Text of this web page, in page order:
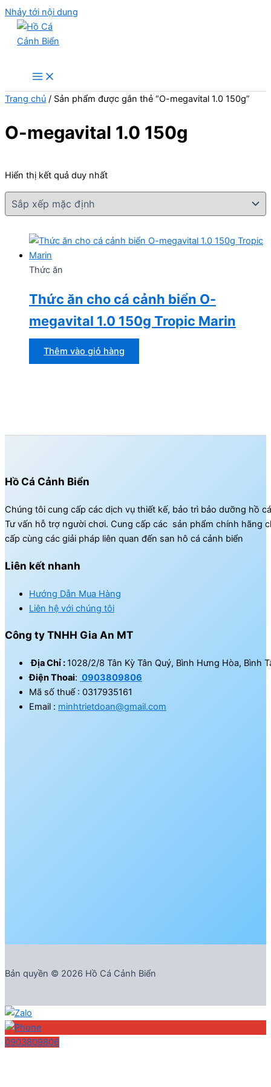
Nhảy tới nội dung
Trang chủ / Sản phẩm được gắn thẻ “O-megavital 1.0 150g”
O-megavital 1.0 150g
Hiển thị kết quả duy nhất
Thức ăn
Thức ăn cho cá cảnh biển O-
megavital 1.0 150g Tropic Marin
Thêm vào giỏ hàng
Hồ Cá Cảnh Biển
Chúng tôi cung cấp các dịch vụ thiết kế, bảo trì bảo dưỡng hồ
Tư vấn hỗ trợ người chơi. Cung cấp các sản phẩm chính hãng
cấp cùng các giải pháp liên quan đến san hô cá cảnh biển
Liên kết nhanh
Hướng Dẫn Mua Hàng
Liên hệ với chúng tôi
Công ty TNHH Gia An MT
Địa Chỉ :1028/2/8 Tân Kỳ Tân Quý, Bình Hưng Hòa, Bình
Điện Thoai: 0903809806
Mã số thuế : 0317935161
Email : minhtrietdoan@gmail.com
Bản quyền © 2026 Hồ Cá Cảnh Biển
0903809806